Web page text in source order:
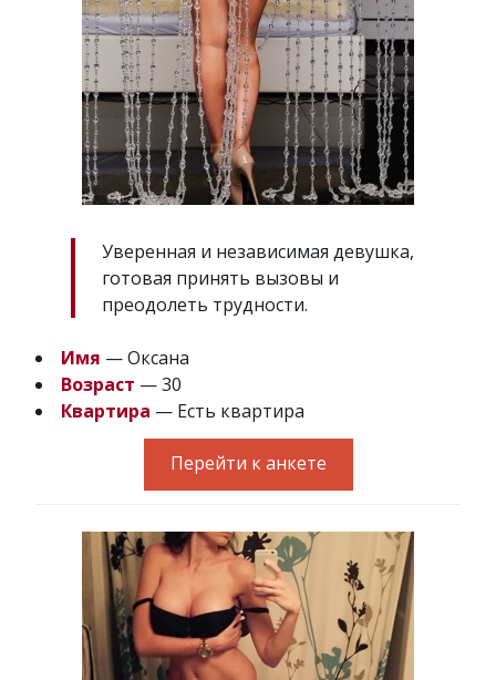
Уверенная и независимая девушка,
готовая принять вызовы и
преодолеть трудности.
Имя — Оксана
Возраст — 30
Квартира — Есть квартира
Перейти к анкете